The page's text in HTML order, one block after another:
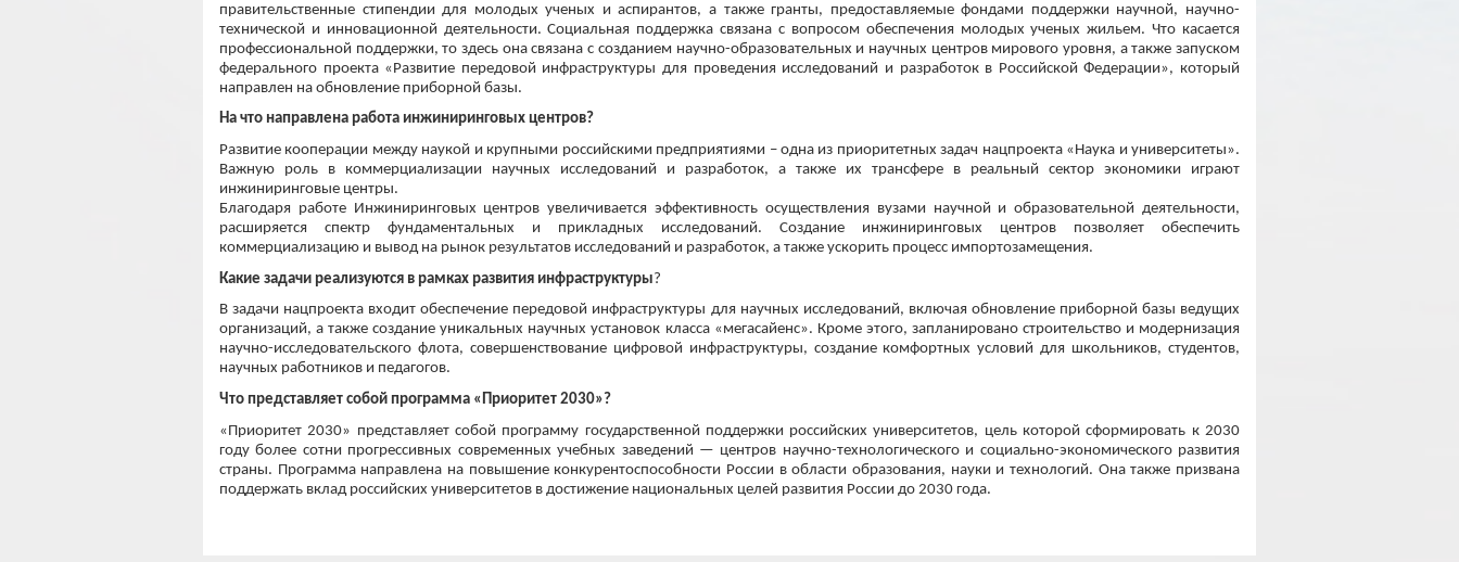
правительственные стипендии для молодых ученых и аспирантов, а также гранты, предоставляемые фондами поддержки научной, научно-
технической и инновационной деятельности. Социальная поддержка связана с вопросом обеспечения молодых ученых жильем. Что касается
профессиональной поддержки, то здесь она связана с созданием научно-образовательных и научных центров мирового уровня, а также запуском
федерального проекта «Развитие передовой инфраструктуры для проведения исследований и разработок в Российской Федерации», который
направлен на обновление приборной базы.
На что направлена работа инжиниринговых центров?
Развитие кооперации между наукой и крупными российскими предприятиями – одна из приоритетных задач нацпроекта «Наука и университеты».
Важную роль в коммерциализации научных исследований и разработок, а также их трансфере в реальный сектор экономики играют
инжиниринговые центры.
Благодаря работе Инжиниринговых центров увеличивается эффективность осуществления вузами научной и образовательной деятельности,
расширяется спектр фундаментальных и прикладных исследований. Создание инжиниринговых центров позволяет обеспечить
коммерциализацию и вывод на рынок результатов исследований и разработок, а также ускорить процесс импортозамещения.
Какие задачи реализуются в рамках развития инфраструктуры?
В задачи нацпроекта входит обеспечение передовой инфраструктуры для научных исследований, включая обновление приборной базы ведущих
организаций, а также создание уникальных научных установок класса «мегасайенс». Кроме этого, запланировано строительство и модернизация
научно-исследовательского флота, совершенствование цифровой инфраструктуры, создание комфортных условий для школьников, студентов,
научных работников и педагогов.
Что представляет собой программа «Приоритет 2030»?
«Приоритет 2030» представляет собой программу государственной поддержки российских университетов, цель которой сформировать к 2030
году более сотни прогрессивных современных учебных заведений — центров научно-технологического и социально-экономического развития
страны. Программа направлена на повышение конкурентоспособности России в области образования, науки и технологий. Она также призвана
поддержать вклад российских университетов в достижение национальных целей развития России до 2030 года.